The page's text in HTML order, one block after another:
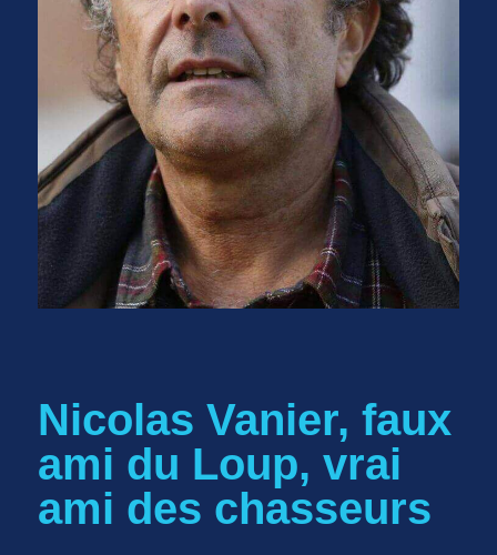
Nicolas Vanier, faux
ami du Loup, vrai
ami des chasseurs